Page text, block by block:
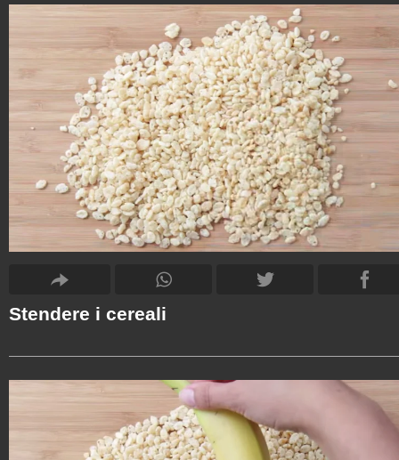
Stendere i cereali